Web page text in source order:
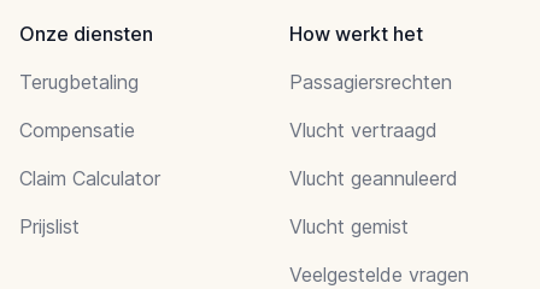
Onze diensten
Terugbetaling
Compensatie
Claim Calculator
Prijslist
How werkt het
Passagiersrechten
Vlucht vertraagd
Vlucht geannuleerd
Vlucht gemist
Veelgestelde vragen